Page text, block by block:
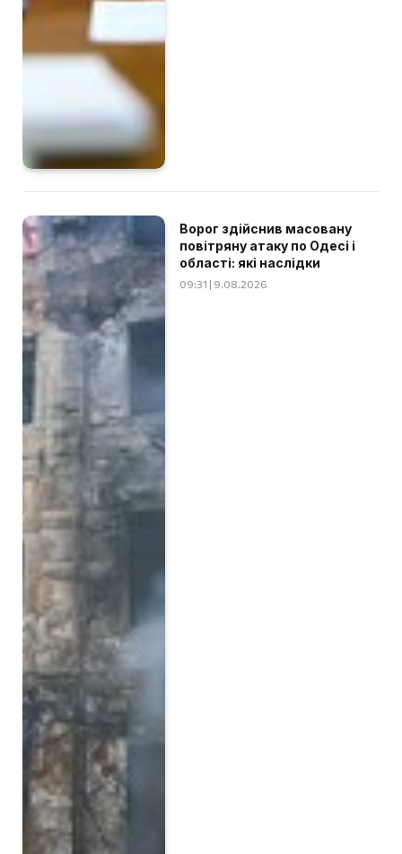
Ворог здійснив масовану
повітряну атаку по Одесі і
області: які наслідки
09:31 | 9.08.2026